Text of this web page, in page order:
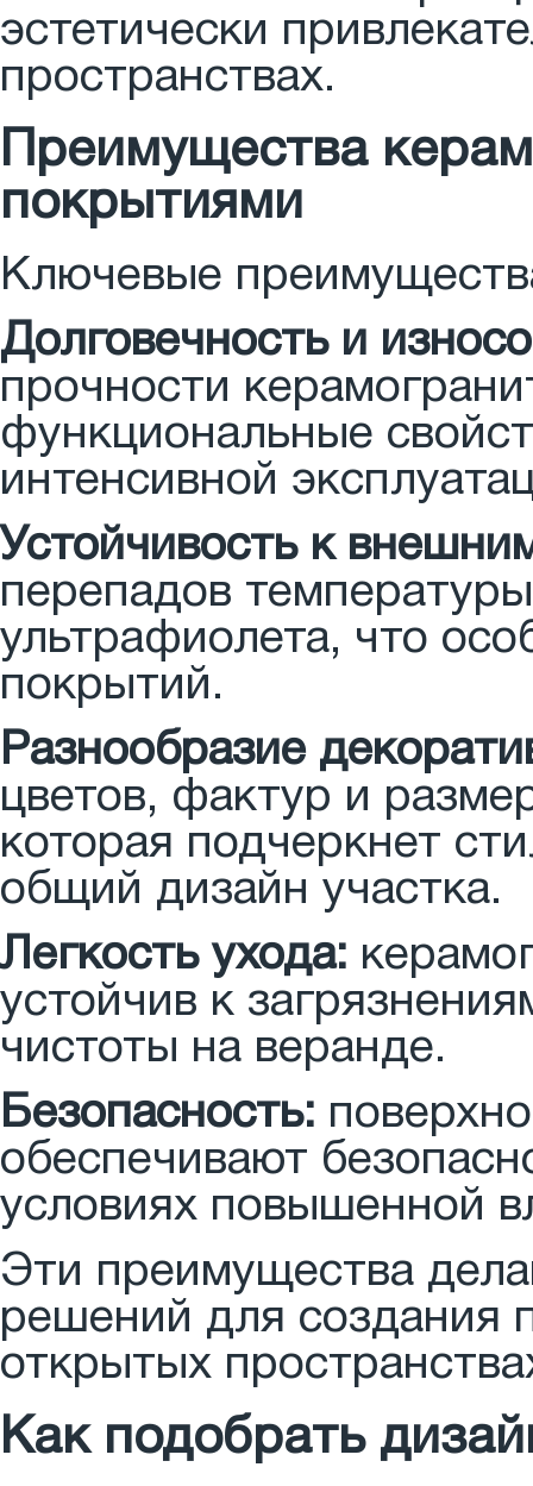
эстетически
пространствах.
Преимущества
покрытиями
Ключевые
Долговечность и
прочности
функциональные
интенсивной
Устойчивость к
перепадов
ультрафиолета, что
покрытий.
Разнообразие
цветов, фактур и
которая подчеркнет
общий дизайн участка.
Легкость ухода:
устойчив к
чистоты на веранде.
Безопасность:
обеспечивают
условиях повышенной
Эти преимущества
решений для создания
открытых
Как подобрать